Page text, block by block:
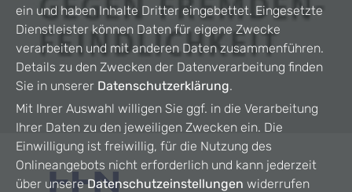
ein und haben Inhalte Dritter eingebettet. Eingesetzte
Dienstleister können Daten für eigene Zwecke
verarbeiten und mit anderen Daten zusammenführen.
Details zu den Zwecken der Datenverarbeitung finden
Sie in unserer Datenschutzerklärung.
Mit Ihrer Auswahl willigen Sie ggf. in die Verarbeitung
Ihrer Daten zu den jeweiligen Zwecken ein. Die
Einwilligung ist freiwillig, für die Nutzung des
Onlineangebots nicht erforderlich und kann jederzeit
über unsereDatenschutzeinstellungen widerrufen